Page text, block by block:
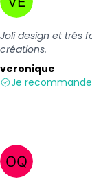
Joli design et trés
créations.
veronique
Je